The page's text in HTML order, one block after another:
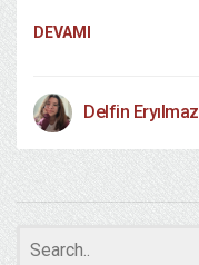
DEVAMI
Delfin Eryılmaz